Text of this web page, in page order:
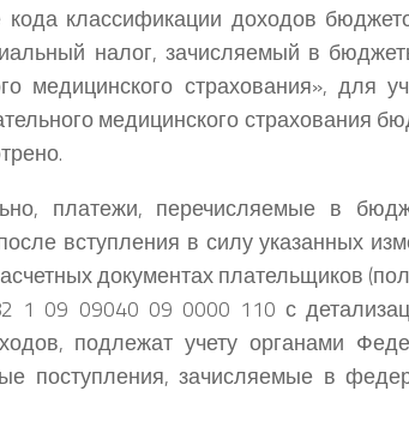
кода классификации доходов
налог, зачисляемый в
медицинского страхования», для
медицинского страхования
платежи, перечисляемые в
вступления в силу указанных
документах плательщиков
1 09 09040 09 0000 110 с
подлежат учету органами
поступления, зачисляемые в